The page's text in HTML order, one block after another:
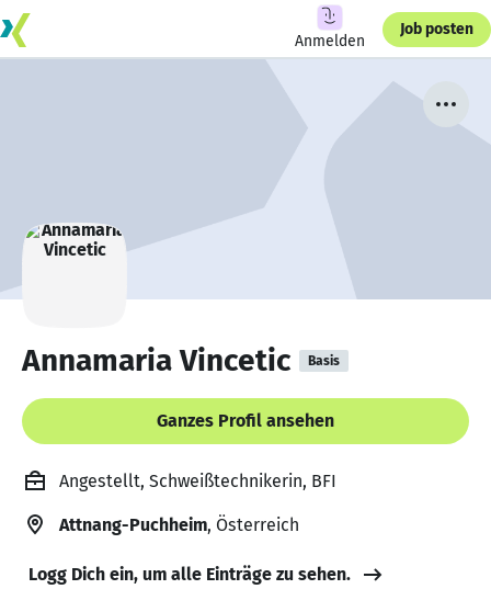
Anmelden
Job posten
Annamaria Vincetic Basis
Ganzes Profil ansehen
Angestellt, Schweißtechnikerin, BFI
Attnang-Puchheim, Österreich
Logg Dich ein, um alle Einträge zu sehen.